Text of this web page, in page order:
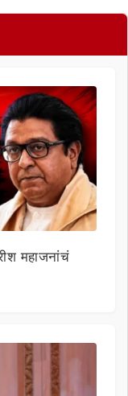
महाजनांचं